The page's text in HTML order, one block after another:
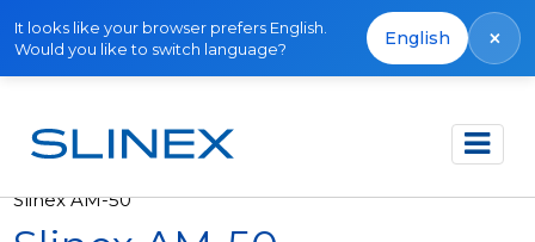
It looks like your browser prefers English.
Would you like to switch language?
English ×
Trang chủ Sản phẩm
Slinex AM-50